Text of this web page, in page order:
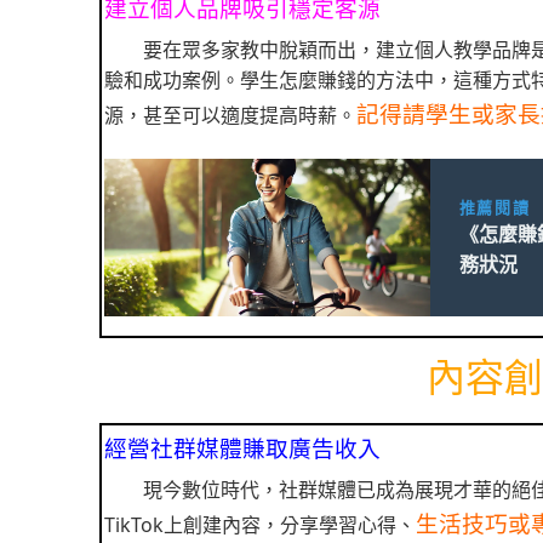
建立個人品牌吸引穩定客源
要在眾多家教中脫穎而出，建立個人教學品
驗和成功案例。學生怎麼賺錢的方法中，這種方
源，甚至可以適度提高時薪。 記得請學生或家
推薦閱讀
《怎麼
務狀況
內容
經營社群媒體賺取廣告收入
現今數位時代，社群媒體已成為展現才華的
TikTok上創建內容，分享學習心得、 生活技巧或